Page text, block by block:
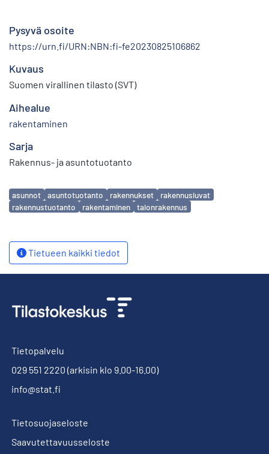
Pysyvä osoite
https://urn.fi/URN:NBN:fi-fe20230825106862
Kuvaus
Suomen virallinen tilasto (SVT)
Aihealue
rakentaminen
Sarja
Rakennus- ja asuntotuotanto
Avainsanat
asunnot asuntotuotanto rakennukset
rakennusluvat
rakennustuotanto
rakentaminen talonrakennus
Tietueen kaikki tiedot
Tietopalvelu
029 551 2220 (arkisin klo 9.00-16.00)
info@stat.fi
Tietosuojaseloste
Saavutettavuusseloste